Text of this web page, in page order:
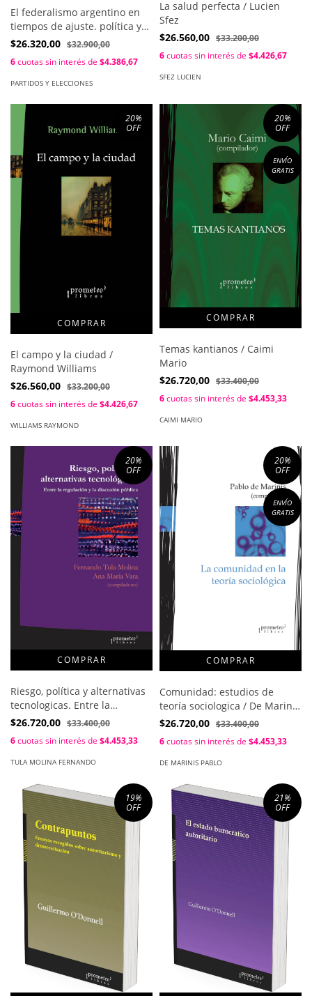
El federalismo argentino en
tiempos de ajuste. política y
federalismo en San Luis /
$26.320,00 $32.900,00
6cuotas sin interés de $4.386,67
PARTIDOS Y ELECCIONES
La salud perfecta / Lucien
Sfez
$26.560,00 $33.200,00
6cuotas sin interés de $4.426,67
SFEZ LUCIEN
20%
OFF
El campo y la ciudad /
Raymond Williams
$26.560,00 $33.200,00
6cuotas sin interés de $4.426,67
WILLIAMS RAYMOND
20%
OFF
ENVÍO
GRATIS
Temas kantianos / Caimi
Mario
$26.720,00 $33.400,00
6cuotas sin interés de $4.453,33
CAIMI MARIO
20%
OFF
Riesgo, política y alternativas
tecnologicas. Entre la
regulacion y la discusion
Fernando
$26.720,00 $33.400,00
6cuotas sin interés de $4.453,33
TULA MOLINA FERNANDO
20%
OFF
ENVÍO
GRATIS
Comunidad: estudios de
teoría sociologica / De Marinis
Pablo
$26.720,00 $33.400,00
6cuotas sin interés de $4.453,33
DE MARINIS PABLO
19%
OFF
21%
OFF